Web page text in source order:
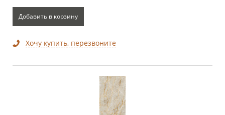
Добавить в корзину
Хочу купить, перезвоните